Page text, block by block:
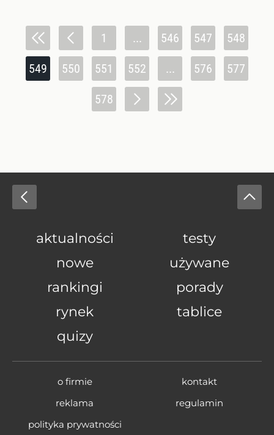
1 ... 546 547 548
549 550 551 552 ... 576 577
578
aktualności
testy
nowe
używane
rankingi
porady
rynek
tablice
quizy
o firmie
kontakt
reklama
regulamin
polityka prywatności